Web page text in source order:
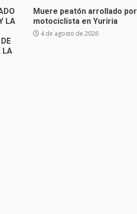
LA
LA
Muere peatón arrollado por
motociclista en Yuriria
4 de agosto de 2026